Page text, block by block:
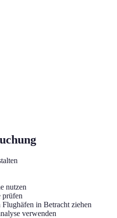
nutzen
prüfen
in Betracht ziehen
verwenden